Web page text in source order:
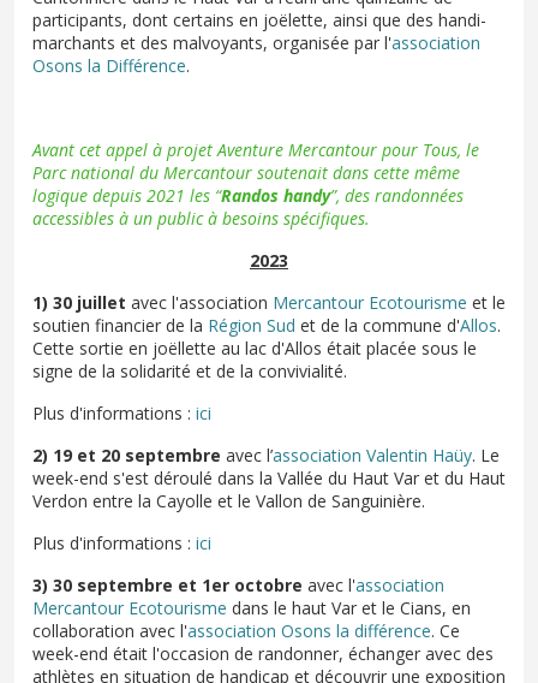
participants, dont certains en joëlette, ainsi que des handi-
marchants et des malvoyants, organisée par l'association
Osons la Différence.
Avant cet appel à projet Aventure Mercantour pour Tous, le
Parc national du Mercantour soutenait dans cette même
logique depuis 2021 les “Randos handy”, des randonnées
accessibles à un public à besoins spécifiques.
2023
1) 30 juillet avec l'association Mercantour Ecotourisme et le
soutien financier de la Région Sud et de la commune d'Allos.
Cette sortie en joëllette au lac d'Allos était placée sous le
signe de la solidarité et de la convivialité.
Plus d'informations : ici
2) 19 et 20 septembre avec l’association Valentin Haüy. Le
week-end s'est déroulé dans la Vallée du Haut Var et du Haut
Verdon entre la Cayolle et le Vallon de Sanguinière.
Plus d'informations : ici
3) 30 septembre et 1er octobre avec l'association
Mercantour Ecotourisme dans le haut Var et le Cians, en
collaboration avec l'association Osons la différence. Ce
week-end était l'occasion de randonner, échanger avec des
athlètes en situation de handicap et découvrir une exposition